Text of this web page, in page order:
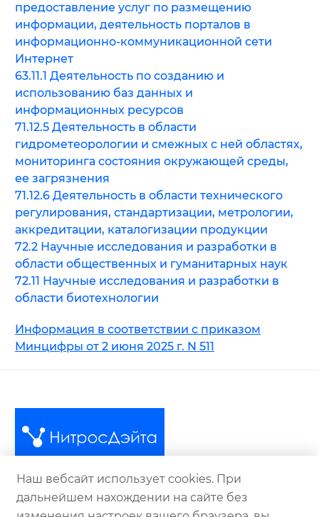
предоставление услуг по размещению
информации, деятельность порталов в
информационно-коммуникационной сети
Интернет
63.11.1 Деятельность по созданию и
использованию баз данных и
информационных ресурсов
71.12.5 Деятельность в области
гидрометеорологии и смежных с ней областях,
мониторинга состояния окружающей среды,
ее загрязнения
71.12.6 Деятельность в области технического
регулирования, стандартизации, метрологии,
аккредитации, каталогизации продукции
72.2 Научные исследования и разработки в
области общественных и гуманитарных наук
72.11 Научные исследования и разработки в
области биотехнологии
Информация в соответствии с приказом
Минцифры от 2 июня 2025 г. N 511
© ООО "НитросДэйта Рус" 2013-2026
+7 495 101 43 24
Наш вебсайт использует cookies. При
дальнейшем нахождении на сайте без